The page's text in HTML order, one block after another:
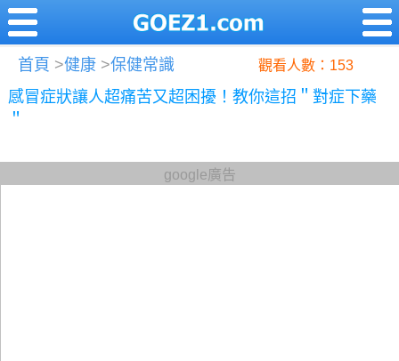
首頁 >健康 >保健常識 觀看人數：153
感冒症狀讓人超痛苦又超困擾！教你這招＂對症下藥
＂
google廣告